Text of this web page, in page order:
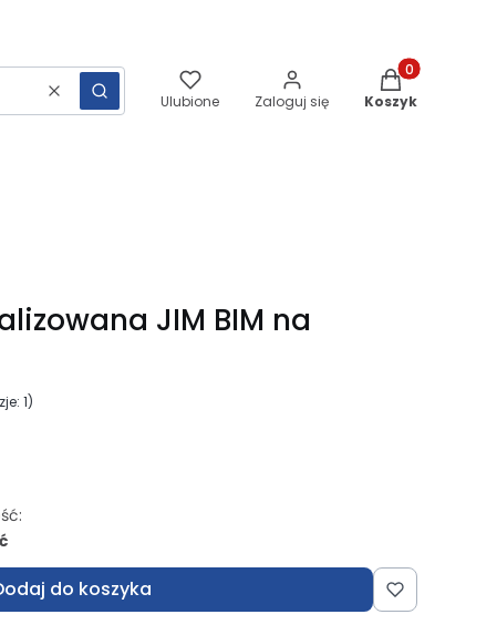
WyczyśćSzukaj Ulubione Zaloguj się
Produkty w
Koszyk
JIM BIM na
1)
do koszyka